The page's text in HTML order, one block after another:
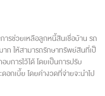
ารช่วยเหลือลูกหนี้สินเชื่อบ้าน รถ
าก ให้สามารถรักษาทรัพย์สินที่เป็
การไว้ได้ โดยเป็นการปรับ
อกเบี้ย โดยค่างวดที่จ่ายจะนำไป